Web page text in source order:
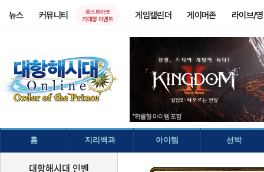
뉴스 커뮤니티
로스트아크
기대평 이벤트
게임캘린더 게이머존 라이브/
홈 지리백과 아이템 선박
대항해시대 인벤